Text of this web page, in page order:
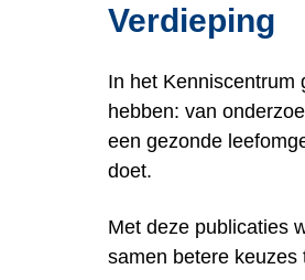
Verdieping
In het Kenniscentrum
hebben: van
een gezonde
doet.
Met deze publicaties
samen betere keuzes